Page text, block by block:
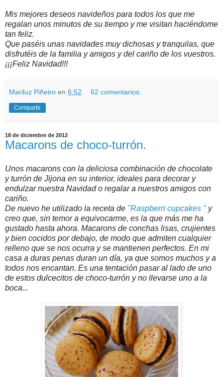
Mis mejores deseos navideños para todos los que me
regalan unos minutos de su tiempo y me visitan haciéndome
tan feliz.
Que paséis unas navidades muy dichosas y tranquilas, que
disfrutéis de la familia y amigos y del cariño de los vuestros.
¡¡¡Feliz Navidad!!!
Mariluz Piñeiro en 6:52 62 comentarios:
Compartir
18 de diciembre de 2012
Macarons de choco-turrón.
Unos macarons con la deliciosa combinación de chocolate
y turrón de Jijona en su interior, ideales para decorar y
endulzar nuestra Navidad o regalar a nuestros amigos con
cariño.
De nuevo he utilizado la receta de "Raspberri cupcakes "y
creo que, sin temor a equivocarme, es la que más me ha
gustado hasta ahora. Macarons de conchas lisas, crujientes
y bien cocidos por debajo, de modo que admiten cualquier
relleno que se nos ocurra y se mantienen perfectos. En mi
casa a duras penas duran un día, ya que somos muchos y a
todos nos encantan. Es una tentación pasar al lado de uno
de estos dulcecitos de choco-turrón y no llevarse uno a la
boca...